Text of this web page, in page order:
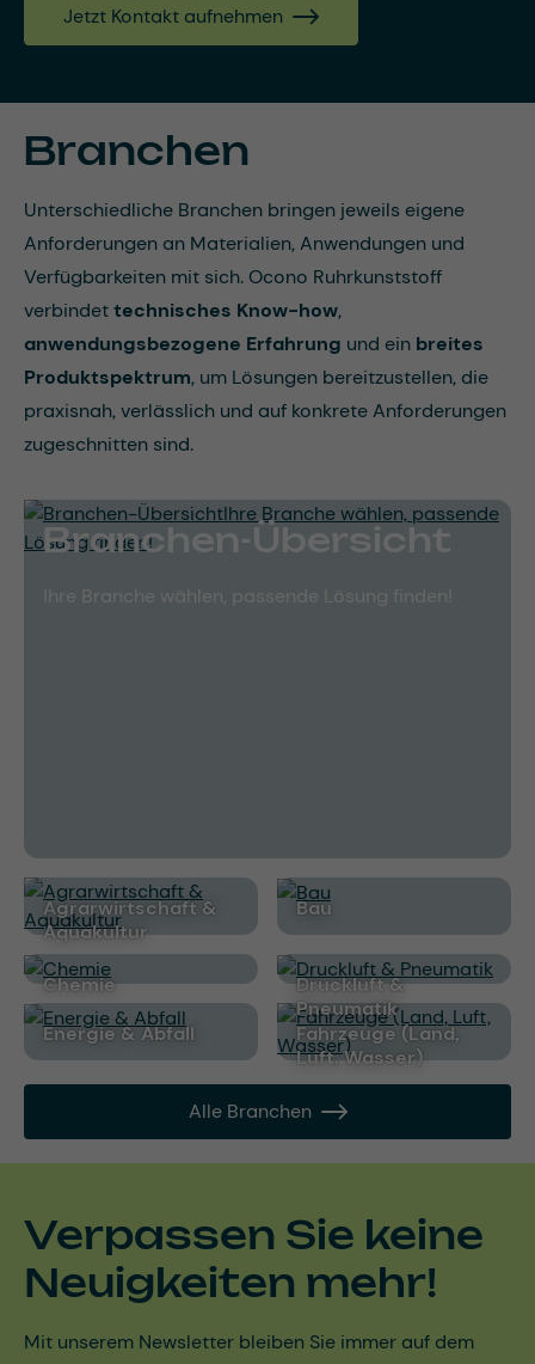
Jetzt Kontakt aufnehmen
Branchen
Unterschiedliche Branchen bringen jeweils eigene
Anforderungen an Materialien, Anwendungen und
Verfügbarkeiten mit sich. Ocono Ruhrkunststoff
verbindettechnisches Know-how,
anwendungsbezogene Erfahrung und ein breites
Produktspektrum, um Lösungen bereitzustellen, die
praxisnah, verlässlich und auf konkrete Anforderungen
zugeschnitten sind.
Branchen-Übersicht
Ihre Branche wählen, passende Lösung finden!
Agrarwirtschaft &
Aquakultur
Bau
Chemie
Druckluft &
Pneumatik
Energie & Abfall
Fahrzeuge (Land,
Luft, Wasser)
Alle Branchen
Verpassen Sie keine
Neuigkeiten mehr!
Mit unserem Newsletter bleiben Sie immer auf dem